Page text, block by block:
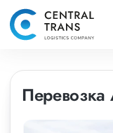
Перевозка